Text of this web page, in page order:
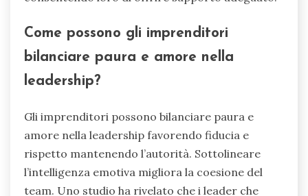
Come possono gli imprenditori
bilanciare paura e amore nella
leadership?
Gli imprenditori possono bilanciare paura e
amore nella leadership favorendo fiducia e
rispetto mantenendo l’autorità. Sottolineare
l’intelligenza emotiva migliora la coesione del
team. Uno studio ha rivelato che i leader che